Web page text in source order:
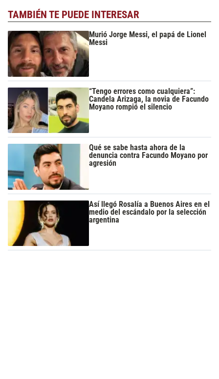
TAMBIÉN TE PUEDE INTERESAR
Murió Jorge Messi, el papá de Lionel
Messi
“Tengo errores como cualquiera”:
Candela Arizaga, la novia de Facundo
Moyano rompió el silencio
Qué se sabe hasta ahora de la
denuncia contra Facundo Moyano por
agresión
Así llegó Rosalía a Buenos Aires en el
medio del escándalo por la selección
argentina